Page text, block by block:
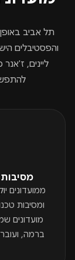
תל אביב
והפסטיבלים
ליינים,
ממועדונים
ומסיבות
מועדונים
ברמה,